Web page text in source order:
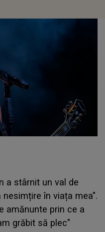
a stârnit un val de
nesimțire în viața mea".
amănunte prin ce a
grăbit să plec"